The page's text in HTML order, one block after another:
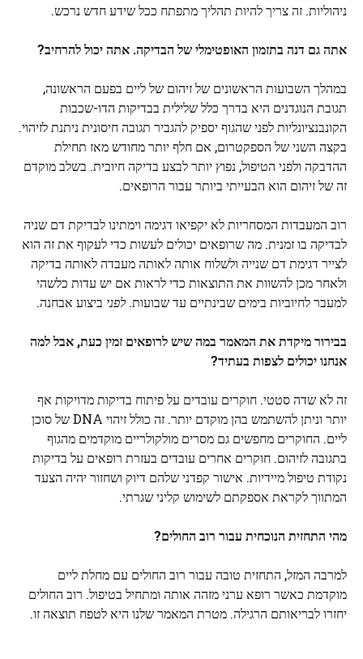
ניהוליות. זה צריך להיות תהליך מתפתח ככל שידע חדש נרכש.
אתה גם דנה בתזמון האופטימלי של הבדיקה. אתה יכול להרחיב?
במהלך השבועות הראשונים של זיהום של ליים בפעם הראשונה,
תגובת הנוגדנים היא בדרך כלל שלילית בבדיקות הדו-שכבות
הקונבנציונליות לפני שהגוף יספיק להגביר תגובה חיסונית ניתנת לזיהוי.
בקצה השני של הספקטרום, אם חלף יותר מחודש מאז תחילת
ההדבקה ולפני הטיפול, נפוץ יותר לבצע בדיקה חיובית. בשלב מוקדם
זה של זיהום הוא הבעייתי ביותר עבור הרופאים.
רוב המעבדות המסחריות לא יקפיאו דגימה וימתינו לבדיקת דם שניה
לבדיקה בו זמנית. מה שרופאים יכולים לעשות כדי לעקוף את זה הוא
לצייר דגימת דם שנייה ולשלוח אותה לאותה מעבדה לאותה בדיקה
ולאחר מכן להשוות את התוצאות כדי לראות אם יש עדות כלשהי
למעבר לחיוביות בימים שבינתיים עד שבועות.לפני ביצוע אבחנה.
בבירור מיקדת את המאמר במה שיש לרופאים זמין כעת, אבל למה
אנחנו יכולים לצפות בעתיד?
זה לא שדה סטטי. חוקרים עובדים על פיתוח בדיקות מדויקות אף
יותר וניתן להשתמש בהן מוקדם יותר. זה כולל זיהוי DNAשל סוכן
ליים. החוקרים מחפשים גם מסרים מולקולריים מוקדמים מהגוף
בתגובה לזיהום. חוקרים אחרים עובדים בעזרת רופאים על בדיקות
נקודת טיפול מיידיות. אישור קפדני שלהם דיוק ושחזור יהיה הצעד
המתווך לקראת אספקתם לשימוש קליני שגרתי.
מהי התחזית הנוכחית עבור רוב החולים?
למרבה המזל, התחזית טובה עבור רוב החולים עם מחלת ליים
מוקדמת כאשר רופא ערני מזהה אותה ומתחיל בטיפול. רוב החולים
יחזרו לבריאותם הרגילה. מטרת המאמר שלנו היא לטפח תוצאה זו.